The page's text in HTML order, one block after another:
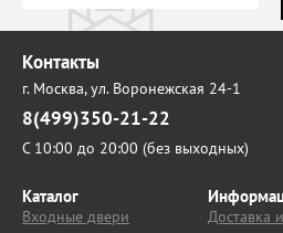
Контакты
г. Москва,ул. Воронежская 24-1
8(499)350-21-22
С 10:00 до 20:00 (без выходных)
Каталог
Входные двери
Доставка